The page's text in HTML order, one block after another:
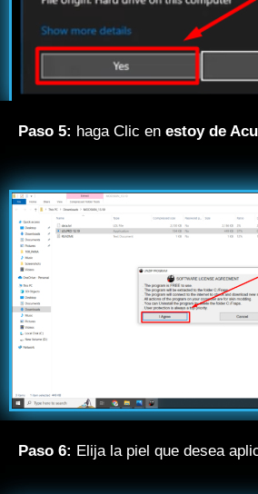
Paso 5: haga Clic en estoy de
Paso 6: Elija la piel que desea